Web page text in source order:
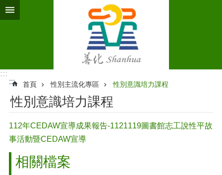
跳到主要內容區塊
:::
:::
首頁 性別主流化專區 性別意識培力課程
性別意識培力課程
112年CEDAW宣導成果報告-1121119圖書館志工說性平故
事活動暨CEDAW宣導
相關檔案